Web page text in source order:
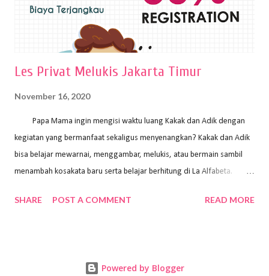
medianya Mem...
Les Privat Melukis Jakarta Timur
November 16, 2020
Papa Mama ingin mengisi waktu luang Kakak dan Adik dengan
kegiatan yang bermanfaat sekaligus menyenangkan? Kakak dan Adik
bisa belajar mewarnai, menggambar, melukis, atau bermain sambil
menambah kosakata baru serta belajar berhitung di La Alfabeta.
kok untuk mengajar dengan metode yang fun, La Alfabeta
Alfabeta. ⁣⁣⁣⁣Ada pilihan online class maupun offline class lho! Cek
SHARE POST A COMMENT READ MORE
Powered by Blogger